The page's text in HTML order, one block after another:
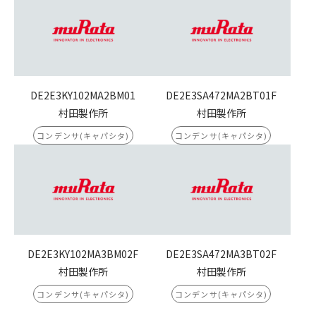
DE2E3KY102MA2BM01
村田製作所
コンデンサ(キャパシタ)
DE2E3SA472MA2BT01F
村田製作所
コンデンサ(キャパシタ)
DE2E3KY102MA3BM02F
村田製作所
コンデンサ(キャパシタ)
DE2E3SA472MA3BT02F
村田製作所
コンデンサ(キャパシタ)